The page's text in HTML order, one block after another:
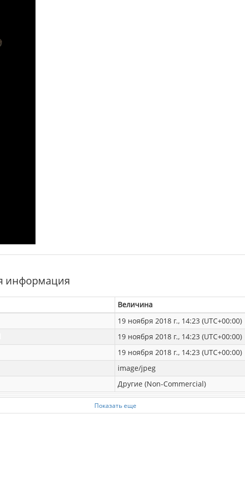
информация
Величина
19 ноября 2018 г., 14:23 (UTC+00:00)
19 ноября 2018 г., 14:23 (UTC+00:00)
19 ноября 2018 г., 14:23 (UTC+00:00)
image/jpeg
Другие (Non-Commercial)
Показать еще